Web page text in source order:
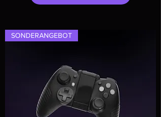
SONDERANGEBOT